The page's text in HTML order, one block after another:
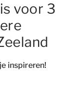
voor 3
inspireren!